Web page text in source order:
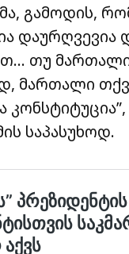
გამოდის,
დაურღვევია
თუ
მართალი
კონსტიტუცია”,
საპასუხოდ.